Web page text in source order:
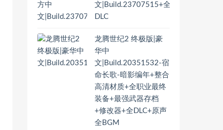
文|Build.23707515+全
DLC
龙腾世纪2 终极版|豪
华中
文|Build.20351532-宿
命长歌-暗影编年+整合
高清材质+全职业最终
装备+最强武器存档
+修改器+全DLC+原声
全BGM